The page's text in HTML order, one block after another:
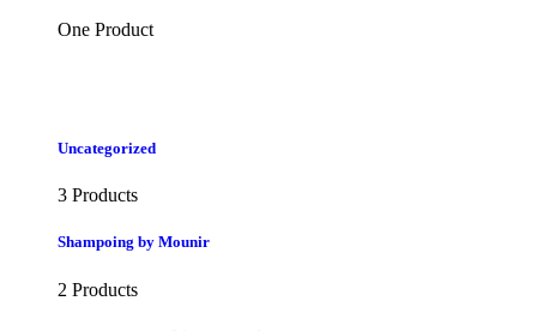
One Product
Uncategorized
3 Products
Shampoing by Mounir
2 Products